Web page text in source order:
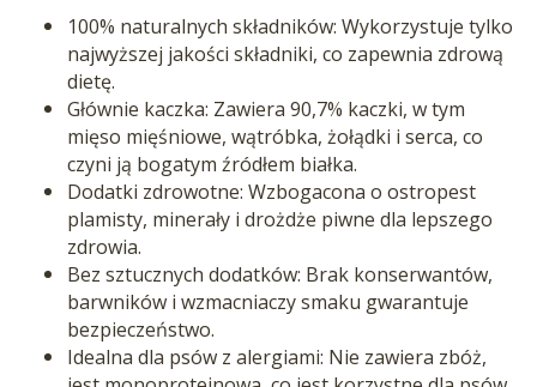
100% naturalnych składników: Wykorzystuje tylko
najwyższej jakości składniki, co zapewnia zdrową
dietę.
Głównie kaczka: Zawiera 90,7% kaczki, w tym
mięso mięśniowe, wątróbka, żołądki i serca, co
czyni ją bogatym źródłem białka.
Dodatki zdrowotne: Wzbogacona o ostropest
plamisty, minerały i drożdże piwne dla lepszego
zdrowia.
Bez sztucznych dodatków: Brak konserwantów,
barwników i wzmacniaczy smaku gwarantuje
bezpieczeństwo.
Idealna dla psów z alergiami: Nie zawiera zbóż,